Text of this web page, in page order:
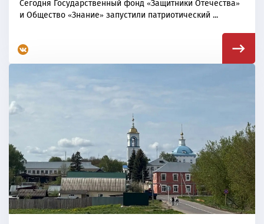
Сегодня Государственный фонд «Защитники Отечества»
и Общество «Знание» запустили патриотический ...